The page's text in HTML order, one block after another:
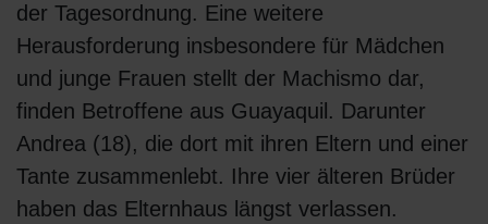
der Tagesordnung. Eine weitere
Herausforderung insbesondere für Mädchen
und junge Frauen stellt der Machismo dar,
finden Betroffene aus Guayaquil. Darunter
Andrea (18), die dort mit ihren Eltern und einer
Tante zusammenlebt. Ihre vier älteren Brüder
haben das Elternhaus längst verlassen.